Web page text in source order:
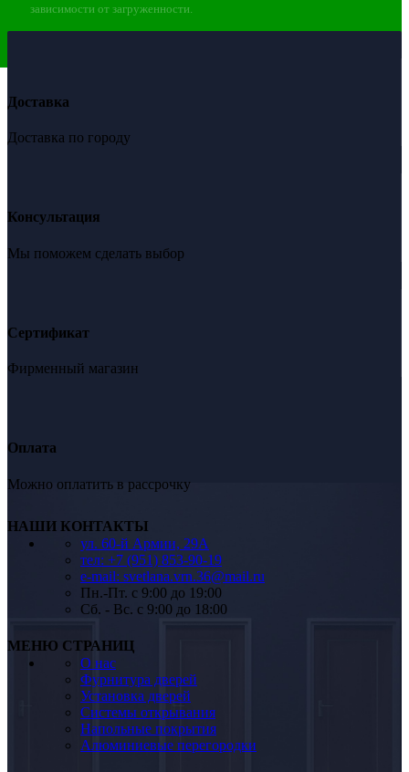
зависимости от загруженности.
Доставка
Доставка по городу
Консультация
Мы поможем сделать выбор
Сертификат
Фирменный магазин
Оплата
Можно оплатить в рассрочку
НАШИ КОНТАКТЫ
ул. 60-й Армии, 29А
тел: +7 (951) 853-90-19
e-mail: svetlana.vrn.36@mail.ru
Пн.-Пт. c 9:00 до 19:00
Сб. - Вс. c 9:00 до 18:00
МЕНЮ СТРАНИЦ
О нас
Фурнитура дверей
Установка дверей
Системы открывания
Напольные покрытия
Алюминиевые перегородки